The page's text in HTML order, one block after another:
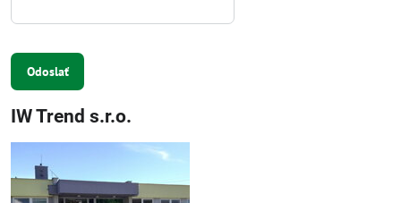
Odoslať
IW Trend s.r.o.